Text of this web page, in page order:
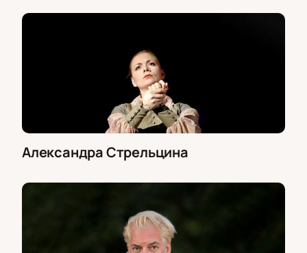
Александра Стрельцина